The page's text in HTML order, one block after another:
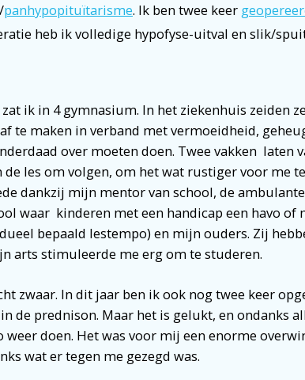
/panhypopituïtarisme. Ik ben twee keer
heb ik volledige hypofyse-uitval en slik/
ik in 4 gymnasium. In het ziekenhuis zeiden
te maken in verband met vermoeidheid,
over moeten doen. Twee vakken laten
les om volgen, om het wat rustiger voor me
dankzij mijn mentor van school, de
waar kinderen met een handicap een havo of
bepaald lestempo) en mijn ouders. Zij
arts stimuleerde me erg om te studeren.
zwaar. In dit jaar ben ik ook nog twee keer
de prednison. Maar het is gelukt, en ondanks
doen. Het was voor mij een enorme
wat er tegen me gezegd was.